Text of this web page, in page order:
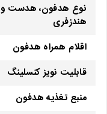
نوع هدفون، هدست و
هندزفری
اقلام همراه هدفون
قابلیت نویز کنسلینگ
منبع تغذیه هدفون